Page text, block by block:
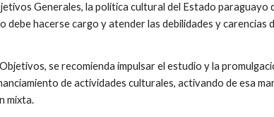
Generales, la política cultural del Estado paraguayo
debe hacerse cargo y atender las debilidades y carencias
se recomienda impulsar el estudio y la
de actividades culturales, activando de esa
mixta.